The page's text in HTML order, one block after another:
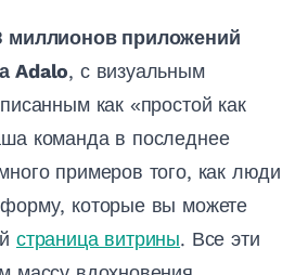
миллионов приложений
Adalo, с визуальным
как «простой как
команда в последнее
примеров того, как люди
которые вы можете
страница витрины. Все эти